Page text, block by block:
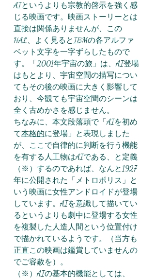
AIというよりも宗教的啓示を強く感
じる映画です。映画ストーリーとは
直接は関係ありませんが、この
HAL、よく見るとIBMの各アルファ
ベット文字を一字ずらしたもので
す。「2001年宇宙の旅」は、AI登場
はもとより、宇宙空間の描写につい
てもその後の映画に大きく影響して
おり、今観ても宇宙空間のシーンは
全く古めかさを感じません。
ちなみに、本文段落頭で「AIを初め
て本格的に登場」と表現しました
が、ここで自律的に判断を行う機能
を有する人工物はAIである、と定義
（※）するのであれば、なんと1927
年に公開された「メトロポリス」と
いう映画に女性アンドロイドが登場
しています。AIを意識して描いてい
るというよりも劇中に登場する女性
を複製した人造人間という位置付け
で描かれているようです。（当方も
正直この映画は鑑賞していませんの
でご容赦を）。
（※）AIの基本的機能としては、